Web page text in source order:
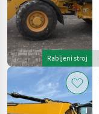
Rabljeni stroj